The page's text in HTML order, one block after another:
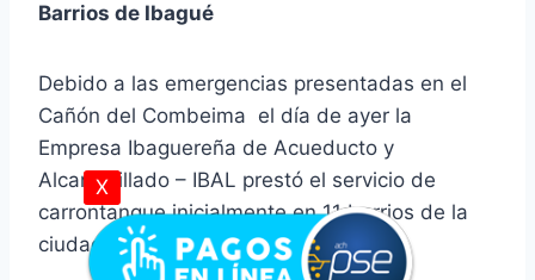
Barrios de Ibagué
Debido a las emergencias presentadas en el
Cañón del Combeima el día de ayer la
Empresa Ibaguereña de Acueducto y
Alcantarillado – IBAL prestó el servicio de
carrontanque inicialmente en 11 barrios de la
ciudad de Ibagué.
X